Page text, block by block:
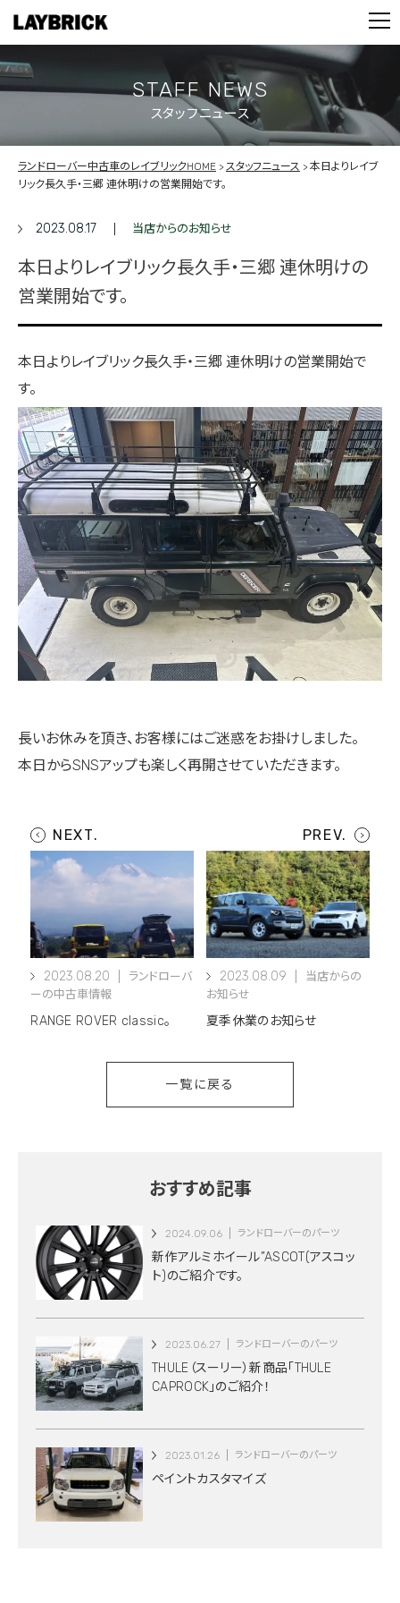
PARTS
CONTACT
PRIVACY POLICY
STAFF NEWS
スタッフニュース
ランドローバー中古車のレイブリックHOME スタッフニュース
本日よりレイブ
リック長久手・三郷 連休明けの営業開始です。
2023.08.17 当店からのお知らせ
本日よりレイブリック長久手・三郷 連休明けの
営業開始です。
本日よりレイブリック長久手・三郷 連休明けの営業開始で
す。
長いお休みを頂き、お客様にはご迷惑をお掛けしました。
本日からSNSアップも楽しく再開させていただきます。
2023.08.20
ランドローバ
ーの中古車情報
RANGE ROVER classic。
2023.08.09
当店からの
お知らせ
夏季休業のお知らせ
一覧に戻る
おすすめ記事
2024.09.06 ランドローバーのパーツ
新作アルミホイール”ASCOT(アスコッ
ト)のご紹介です。
2023.06.27 ランドローバーのパーツ
THULE（スーリー）新商品「THULE
CAPROCK」のご紹介！
2023.01.26 ランドローバーのパーツ
ペイントカスタマイズ